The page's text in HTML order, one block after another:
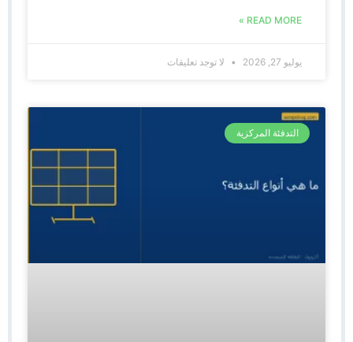
READ MORE »
يوليو 27, 2026 لا توجد تعليقات
التدفئة المركزية